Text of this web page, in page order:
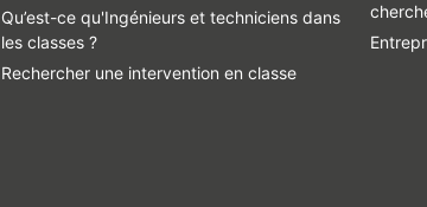
Qu’est-ce qu'Ingénieurs et techniciens dans
les classes ?
Rechercher une intervention en classe